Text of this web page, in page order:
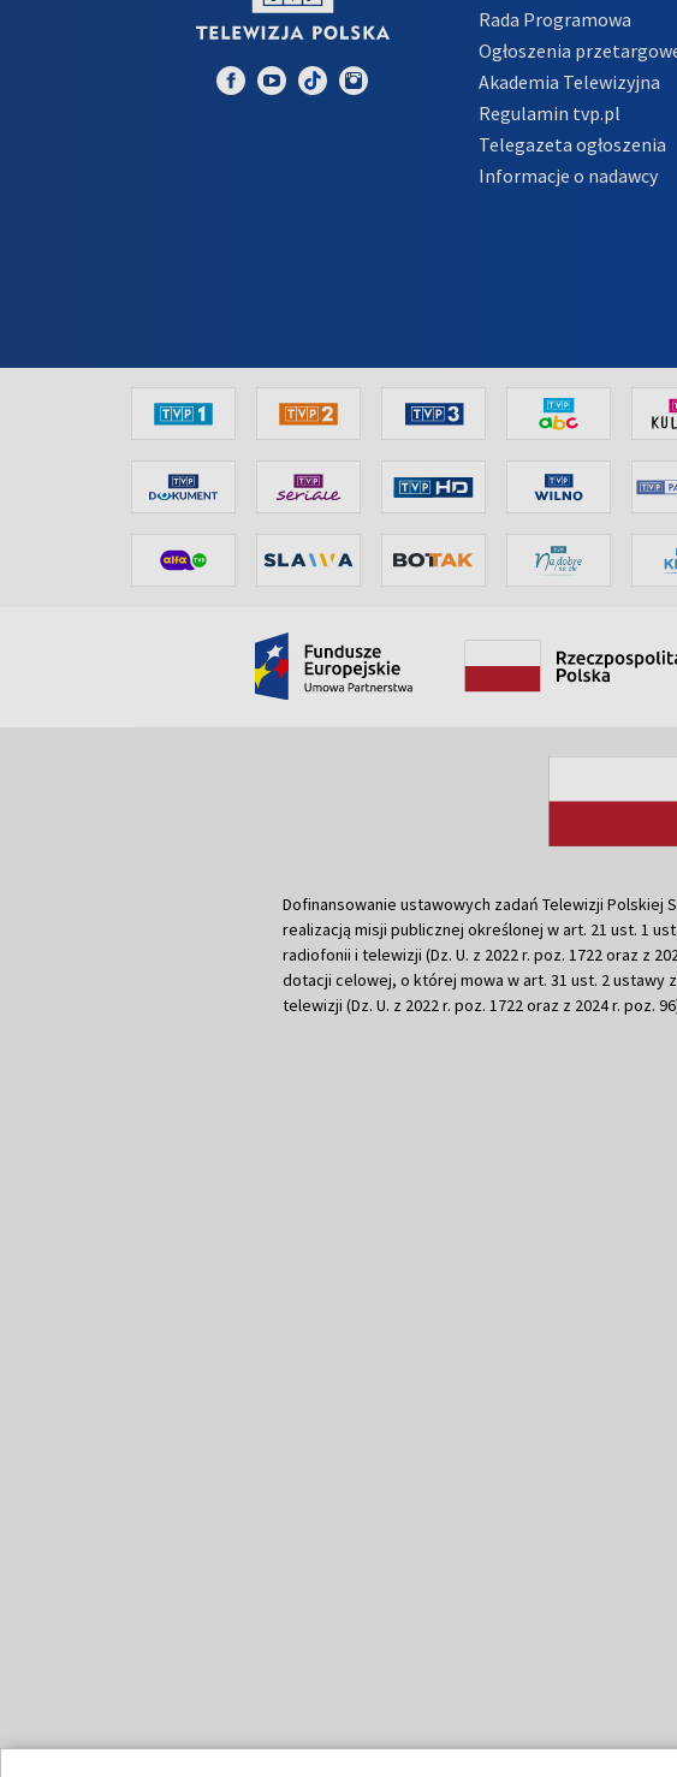
Rada Programowa
Ogłoszenia
Akademia Telewizyjna
Regulamin tvp.pl
Telegazeta ogłoszenia
Informacje o nadawcy
Dofinansowanie ustawowych zadań Telewizji Polskiej
realizacją misji publicznej określonej w art. 21 ust. 1
radiofonii i telewizji (Dz. U. z 2022 r. poz. 1722 oraz z
dotacji celowej, o której mowa w art. 31 ust. 2 ustawy
telewizji (Dz. U. z 2022 r. poz. 1722 oraz z 2024 r. poz.